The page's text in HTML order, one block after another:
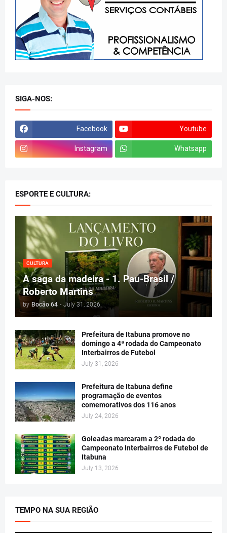
SIGA-NOS:
Facebook Youtube
Instagram Whatsapp
ESPORTE E CULTURA:
CULTURA
A saga da madeira - 1. Pau-Brasil /
Roberto Martins
by Bocão 64 - July 31, 2026
Prefeitura de Itabuna promove no
domingo a 4ª rodada do Campeonato
Interbairros de Futebol
July 31, 2026
Prefeitura de Itabuna define
programação de eventos
comemorativos dos 116 anos
July 24, 2026
Goleadas marcaram a 2º rodada do
Campeonato Interbairros de Futebol de
Itabuna
July 13, 2026
TEMPO NA SUA REGIÃO